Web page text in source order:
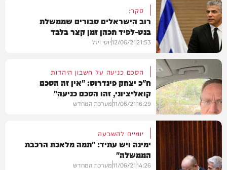
פוליטי
סקר:
רוב הישראלים סבורים שממשלת
בנט-לפיד תכהן זמן קצר בלבד
21:53
12/06/21יוסי ויזל
הסכם כניעה על חשבון היהדות
ח"כ יצחק פינדרוס: "אין זה הסכם
קואליציוני, זהו הסכם כניעה"
16:29
11/06/21מערכת המחדש
יומיים להשבעה
ימינה ויש עתיד: "תמה מלאכת הרכבת
הממשלה"
14:26
11/06/21מערכת המחדש